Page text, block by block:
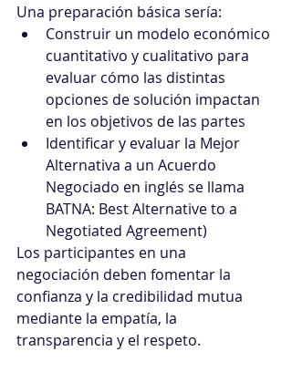
Una preparación básica sería:
Construir un modelo económico
cuantitativo y cualitativo para
evaluar cómo las distintas
opciones de solución impactan
en los objetivos de las partes
Identificar y evaluar la Mejor
Alternativa a un Acuerdo
Negociado en inglés se llama
BATNA: Best Alternative to a
Negotiated Agreement)
Los participantes en una
negociación deben fomentar la
confianza y la credibilidad mutua
mediante la empatía, la
transparencia y el respeto.